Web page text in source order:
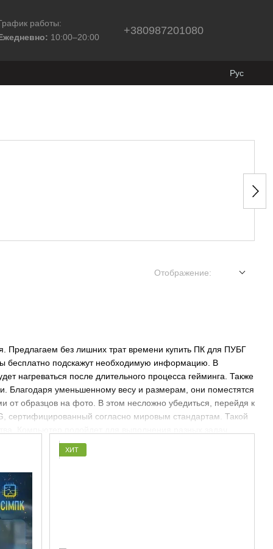
работы:
10:00–20:00
+380987201080
Рус
Отображение:
Предлагаем без лишних трат времени купить ПК для ПУБГ
бесплатно подскажут необходимую информацию. В
нагреваться после длительного процесса гейминга. Также
Благодаря уменьшенному весу и размерам, они поместятся
от образцов на фото. В этом несложно убедиться, перейдя к
, сертифицированный согласно мировым стандартам. Такой
видео на ютуб, фильмы или другой контент в
заказавших такое оборудование. Подробная
ХИТ